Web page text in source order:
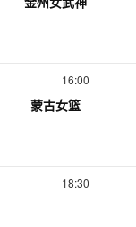
16:00
蒙古女篮
18:30